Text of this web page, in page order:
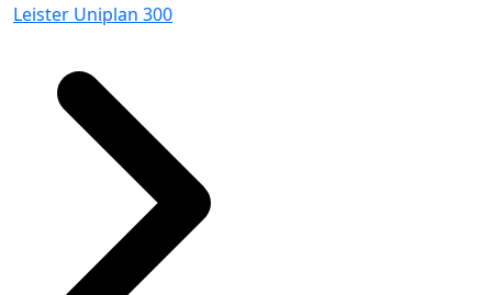
Leister Uniplan 300